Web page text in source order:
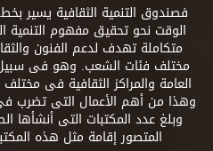
فصندوق التنمية الثقافية
الوقت نحو تحقيق مفهوم التنمية
متكاملة تهدف لدعم الفنون
مختلف فئات الشعب. وهو فى سبيل
العامة والمراكز الثقافية فى
وهذا من أهم الأعمال التى تضرب
وبلغ عدد المكتبات التى
المتصور إقامة مثل هذه المكتبات